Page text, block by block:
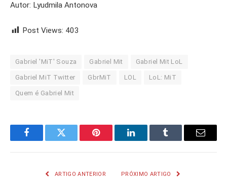
Autor: Lyudmila Antonova
Post Views: 403
Gabriel 'MiT' Souza Gabriel Mit Gabriel Mit LoL
Gabriel MiT Twitter GbrMiT LOL LoL: MiT
Quem é Gabriel Mit
FacebookTwitter Pinterest LinkedInTumblr Email
ARTIGO ANTERIOR PRÓXIMO ARTIGO